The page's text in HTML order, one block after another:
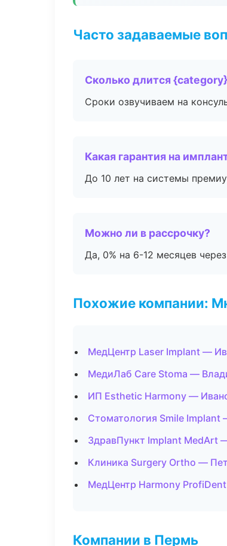
Часто задаваемые
Сколько длится
Сроки озвучиваем на
Какая гарантия на
До 10 лет на системы
Можно ли в рассрочку?
Да, 0% на 6-12 месяцев
Похожие компании:
МедЦентр Laser Implant —
МедиЛаб Care Stoma —
ИП Esthetic Harmony —
Стоматология Smile Implant
ЗдравПункт Implant MedArt
Клиника Surgery Ortho —
МедЦентр Harmony
Компании в Пермь